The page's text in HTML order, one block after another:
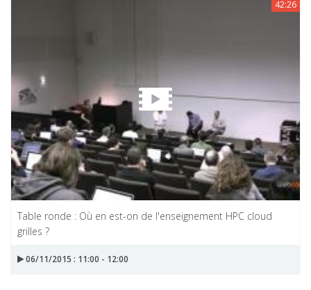
42:26
Table ronde : Où en est-on de l'enseignement HPC cloud
grilles ?
06/11/2015 : 11:00 - 12:00